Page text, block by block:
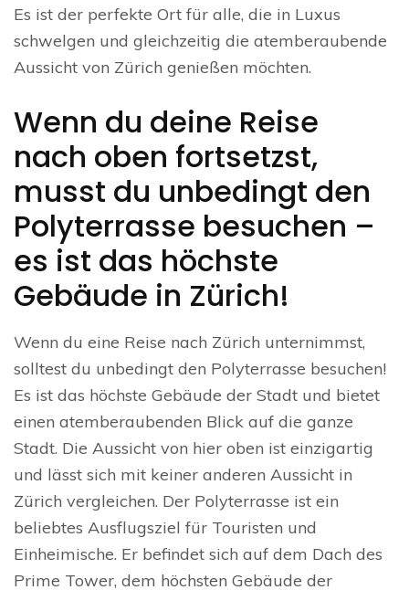
Es ist der perfekte Ort für alle, die in Luxus
schwelgen und gleichzeitig die atemberaubende
Aussicht von Zürich genießen möchten.
Wenn du deine Reise
nach oben fortsetzst,
musst du unbedingt den
Polyterrasse besuchen –
es ist das höchste
Gebäude in Zürich!
Wenn du eine Reise nach Zürich unternimmst,
solltest du unbedingt den Polyterrasse besuchen!
Es ist das höchste Gebäude der Stadt und bietet
einen atemberaubenden Blick auf die ganze
Stadt. Die Aussicht von hier oben ist einzigartig
und lässt sich mit keiner anderen Aussicht in
Zürich vergleichen. Der Polyterrasse ist ein
beliebtes Ausflugsziel für Touristen und
Einheimische. Er befindet sich auf dem Dach des
Prime Tower, dem höchsten Gebäude der